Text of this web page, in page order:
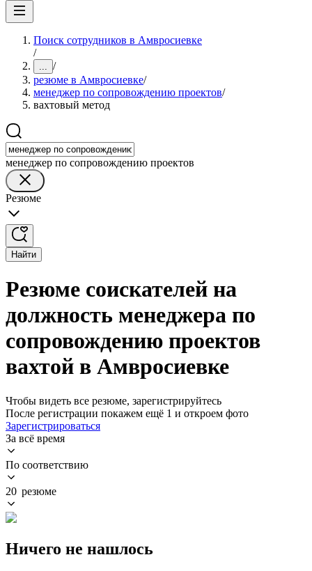
Поиск сотрудников в Амвросиевке
/
... /
резюме в Амвросиевке/
менеджер по сопровождению проектов/
вахтовый метод
менеджер по сопровождению проектов
Резюме
Найти
Резюме соискателей на
должность менеджера по
сопровождению проектов
вахтой в Амвросиевке
Чтобы видеть все резюме, зарегистрируйтесь
После регистрации покажем ещё 1 и откроем фото
Зарегистрироваться
За всё время
По соответствию
20 резюме
Ничего не нашлось